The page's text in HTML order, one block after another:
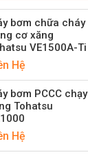
bơm chữa cháy
cơ xăng
VE1500A-Ti
Hệ
bơm PCCC chạy
Tohatsu
Hệ